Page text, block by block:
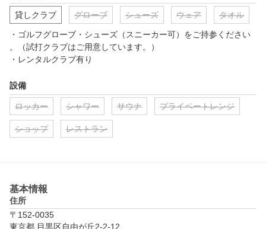
貸しクラブ グローブ シューズ ウェア タオル
・ゴルフグローブ・シューズ（スニーカー可）をご持参ください
。（試打クラブはご用意しています。）
・レンタルクラブ有り
設備
ロッカー シャワー サウナ プライベートレンジ
ショップ レストラン
基本情報
住所
〒152-0035
東京都 目黒区自由が丘2-2-12